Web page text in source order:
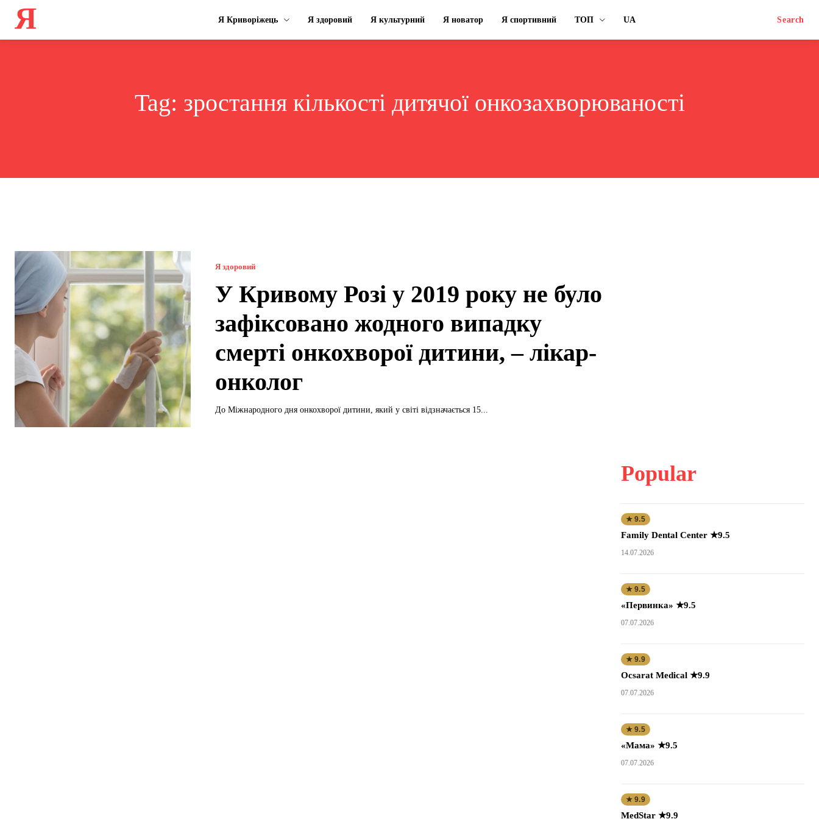
Я Я Криворіжець Я здоровий Я культурний Я новатор Я спортивний ТОП UA Search
Tag: зростання кількості дитячої онкозахворюваності
Я здоровий
У Кривому Розі у 2019 року не було
зафіксовано жодного випадку
смерті онкохворої дитини, – лікар-
онколог
До Міжнародного дня онкохворої дитини, який у світі відзначається 15...
Popular
★ 9.5
Family Dental Center ★9.5
14.07.2026
★ 9.5
«Первинка» ★9.5
07.07.2026
★ 9.9
Ocsarat Medical ★9.9
07.07.2026
★ 9.5
«Мама» ★9.5
07.07.2026
★ 9.9
MedStar ★9.9